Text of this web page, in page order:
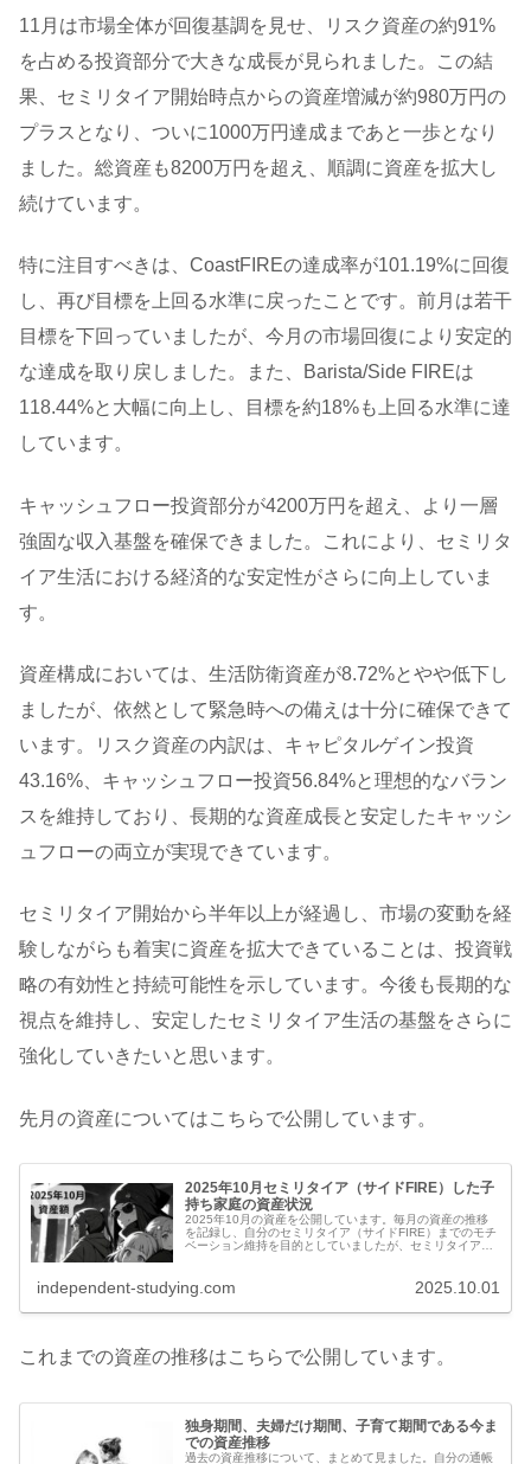
11月は市場全体が回復基調を見せ、リスク資産の約91%
を占める投資部分で大きな成長が見られました。この結
果、セミリタイア開始時点からの資産増減が約980万円の
プラスとなり、ついに1000万円達成まであと一歩となり
ました。総資産も8200万円を超え、順調に資産を拡大し
続けています。
特に注目すべきは、CoastFIREの達成率が101.19%に回復
し、再び目標を上回る水準に戻ったことです。前月は若干
目標を下回っていましたが、今月の市場回復により安定的
な達成を取り戻しました。また、Barista/Side FIREは
118.44%と大幅に向上し、目標を約18%も上回る水準に達
しています。
キャッシュフロー投資部分が4200万円を超え、より一層
強固な収入基盤を確保できました。これにより、セミリタ
イア生活における経済的な安定性がさらに向上していま
す。
資産構成においては、生活防衛資産が8.72%とやや低下し
ましたが、依然として緊急時への備えは十分に確保できて
います。リスク資産の内訳は、キャピタルゲイン投資
43.16%、キャッシュフロー投資56.84%と理想的なバラン
スを維持しており、長期的な資産成長と安定したキャッシ
ュフローの両立が実現できています。
セミリタイア開始から半年以上が経過し、市場の変動を経
験しながらも着実に資産を拡大できていることは、投資戦
略の有効性と持続可能性を示しています。今後も長期的な
視点を維持し、安定したセミリタイア生活の基盤をさらに
強化していきたいと思います。
先月の資産についてはこちらで公開しています。
2025年10月セミリタイア（サイドFIRE）した子
持ち家庭の資産状況
2025年10月の資産を公開しています。毎月の資産の推移
を記録し、自分のセミリタイア（サイドFIRE）までのモチ
ベーション維持を目的としていましたが、セミリタイア達
independent-studying.com 2025.10.01
これまでの資産の推移はこちらで公開しています。
独身期間、夫婦だけ期間、子育て期間である今ま
での資産推移
過去の資産推移について、まとめて見ました。自分の通帳